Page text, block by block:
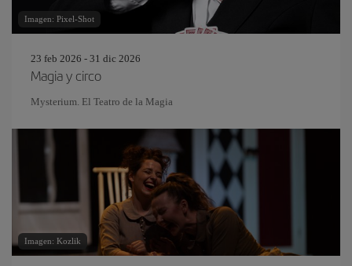
Imagen: Pixel-Shot
23 feb 2026 - 31 dic 2026
Magia y circo
Mysterium. El Teatro de la Magia
Imagen: Kozlik